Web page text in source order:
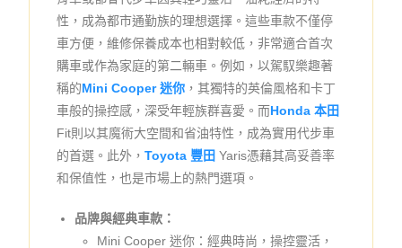
性，成為都市通勤族的理想選擇。這些車款不僅停
車方便，維修保養成本也相對較低，非常適合首次
購車或作為家庭的第二輛車。例如，以駕馭樂趣著
稱的Mini Cooper 迷你 ，其獨特的英倫風格和卡丁
車般的操控感，深受年輕族群喜愛。而Honda 本田
Fit則以其魔術大空間和省油特性，成為實用代步車
的首選。此外，Toyota 豐田 Yaris憑藉其高妥善率
和保值性，也是市場上的熱門選項。
品牌與經典車款：
Mini Cooper 迷你：經典時尚，操控靈活，